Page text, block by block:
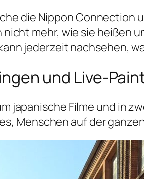
die Nippon Connection
mehr, wie sie heißen
jederzeit nachsehen,
und Live-
japanische Filme und in
Menschen auf der